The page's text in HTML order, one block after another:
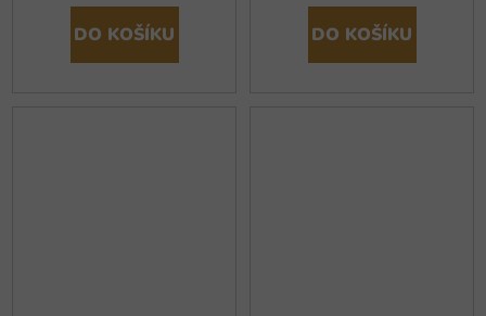
DO KOŠÍKU DO KOŠÍKU